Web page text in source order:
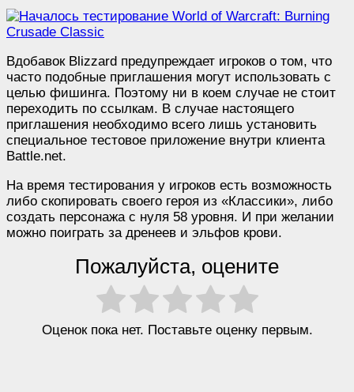
Вдобавок Blizzard предупреждает игроков о том, что
часто подобные приглашения могут использовать с
целью фишинга. Поэтому ни в коем случае не стоит
переходить по ссылкам. В случае настоящего
приглашения необходимо всего лишь установить
специальное тестовое приложение внутри клиента
Battle.net.
На время тестирования у игроков есть возможность
либо скопировать своего героя из «Классики», либо
создать персонажа с нуля 58 уровня. И при желании
можно поиграть за дренеев и эльфов крови.
Пожалуйста, оцените
Оценок пока нет. Поставьте оценку первым.